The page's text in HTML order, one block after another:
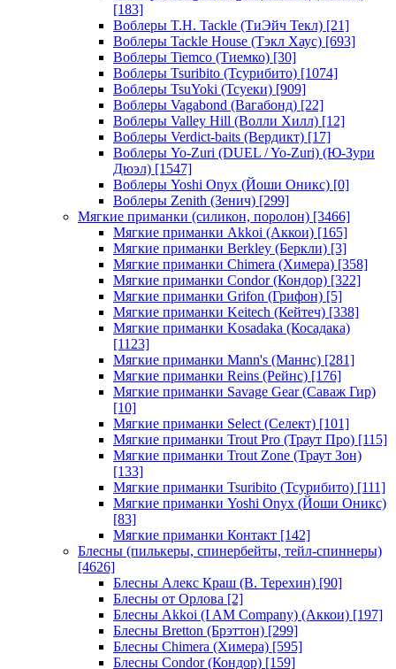
[183]
Воблеры T.H. Tackle (ТиЭйч Текл) [21]
Воблеры Tackle House (Тэкл Хаус) [693]
Воблеры Tiemco (Тиемко) [30]
Воблеры Tsuribito (Тсурибито) [1074]
Воблеры TsuYoki (Тсуеки) [909]
Воблеры Vagabond (Вагабонд) [22]
Воблеры Valley Hill (Волли Хилл) [12]
Воблеры Verdict-baits (Вердикт) [17]
Воблеры Yo-Zuri (DUEL / Yo-Zuri) (Ю-Зури
Дюэл) [1547]
Воблеры Yoshi Onyx (Йоши Оникс) [0]
Воблеры Zenith (Зенич) [299]
Мягкие приманки (силикон, поролон) [3466]
Мягкие приманки Akkoi (Аккои) [165]
Мягкие приманки Berkley (Беркли) [3]
Мягкие приманки Chimera (Химера) [358]
Мягкие приманки Condor (Кондор) [322]
Мягкие приманки Grifon (Грифон) [5]
Мягкие приманки Keitech (Кейтеч) [338]
Мягкие приманки Kosadaka (Косадака)
[1123]
Мягкие приманки Mann's (Маннс) [281]
Мягкие приманки Reins (Рейнс) [176]
Мягкие приманки Savage Gear (Саваж Гир)
[10]
Мягкие приманки Select (Селект) [101]
Мягкие приманки Trout Pro (Траут Про) [115]
Мягкие приманки Trout Zone (Траут Зон)
[133]
Мягкие приманки Tsuribito (Тсурибито) [111]
Мягкие приманки Yoshi Onyx (Йоши Оникс)
[83]
Мягкие приманки Контакт [142]
Блесны (пилькеры, спинербейты, тейл-спиннеры)
[4626]
Блесны Алекс Краш (В. Терехин) [90]
Блесны от Орлова [2]
Блесны Akkoi (I AM Company) (Аккои) [197]
Блесны Bretton (Брэттон) [299]
Блесны Chimera (Химера) [595]
Блесны Condor (Кондор) [159]